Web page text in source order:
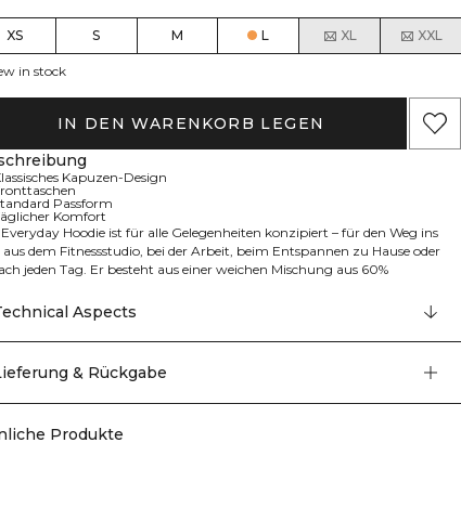
XS S M L XL XXL
in stock
IN DEN WARENKORB LEGEN
Kapuzen-Design
Passform
Komfort
Hoodie ist für alle Gelegenheiten konzipiert – für den Weg ins
aus dem Fitnessstudio, bei der Arbeit, beim Entspannen zu Hause oder
jeden Tag. Er besteht aus einer weichen Mischung aus 60%
Kapuze mit Kordelzug, Eingrifftaschen und gerippte Bündchen.
Aspects
& Rückgabe
Produkte